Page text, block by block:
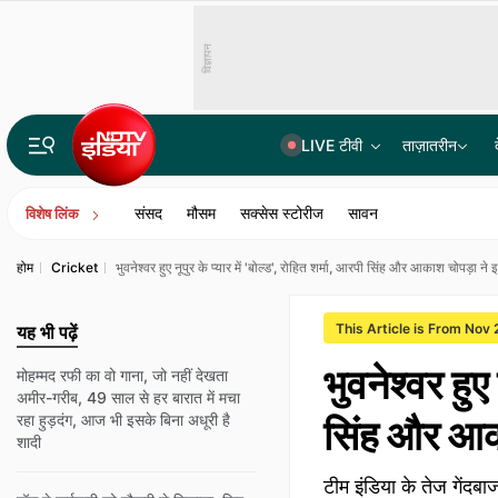
विज्ञापन
LIVE टीवी ताज़ातरीन
विशेष लिंक संसद मौसम सक्सेस स्टोरीज सावन
होम Cricket भुवनेश्‍वर हुए नूपुर के प्‍यार में 'बोल्‍ड', रोहित शर्मा, आरपी सिंह और आकाश चोपड़ा ने
This Article is From Nov
भुवनेश्‍वर हुए
सिंह और
टीम इंडिया के तेज
यह भी पढ़ें
मोहम्मद रफी का वो गाना, जो नहीं देखता
अमीर-गरीब, 49 साल से हर बारात में मचा
रहा हुड़दंग, आज भी इसके बिना अधूरी है
शादी